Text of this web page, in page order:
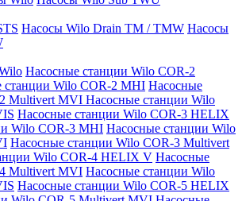
Насосы Wilo Drain TM / TMW Насосы
Насосные станции Wilo COR-2
станции Wilo COR-2 MHI Насосные
Multivert MVI Насосные станции Wilo
Насосные станции Wilo COR-3 HELIX
Wilo COR-3 MHI Насосные станции Wilo
Насосные станции Wilo COR-3 Multivert
Wilo COR-4 HELIX V Насосные
Multivert MVI Насосные станции Wilo
Насосные станции Wilo COR-5 HELIX